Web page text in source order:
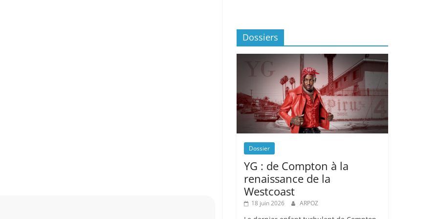
Dossiers
Dossier
YG : de Compton à la
renaissance de la
Westcoast
18 juin 2026 ARPOZ